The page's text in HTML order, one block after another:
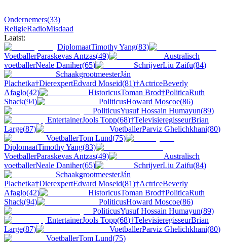
Ondernemers(33)
ReligieRadioMisdaad
Laatst:
DiplomaatTimothy Yang(83)
VoetballerParaskevas Antzas(49)
Australisch
voetballerNeale Daniher(65) SchrijverLiu Zaifu(84)
SchaakgrootmeesterJán
Plachetka†DierexpertEdvard Moseid(81)†ActriceBeverly
Afaglo(42) HistoricusToman Brod†PoliticaRuth
Shack(94) PoliticusHoward Moscoe(86)
PoliticusYusuf Hossain Humayun(89)
EntertainerJools Topp(68)†TelevisieregisseurBrian
Large(87) VoetballerParviz Ghelichkhani(80)
VoetballerTom Lund(75)
DiplomaatTimothy Yang(83)
VoetballerParaskevas Antzas(49)
Australisch
voetballerNeale Daniher(65) SchrijverLiu Zaifu(84)
SchaakgrootmeesterJán
Plachetka†DierexpertEdvard Moseid(81)†ActriceBeverly
Afaglo(42) HistoricusToman Brod†PoliticaRuth
Shack(94) PoliticusHoward Moscoe(86)
PoliticusYusuf Hossain Humayun(89)
EntertainerJools Topp(68)†TelevisieregisseurBrian
Large(87) VoetballerParviz Ghelichkhani(80)
VoetballerTom Lund(75)